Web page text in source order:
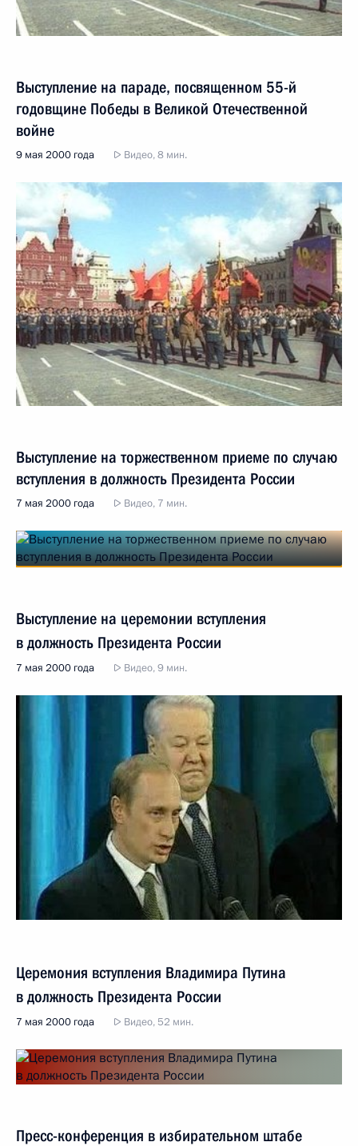
Выступление на параде, посвященном 55-й
годовщине Победы в Великой Отечественной
войне
9 мая 2000 года Видео, 8 мин.
Выступление на торжественном приеме по случаю
вступления в должность Президента России
7 мая 2000 года Видео, 7 мин.
Выступление на церемонии вступления
в должность Президента России
7 мая 2000 года Видео, 9 мин.
Церемония вступления Владимира Путина
в должность Президента России
7 мая 2000 года Видео, 52 мин.
Пресс-конференция в избирательном штабе